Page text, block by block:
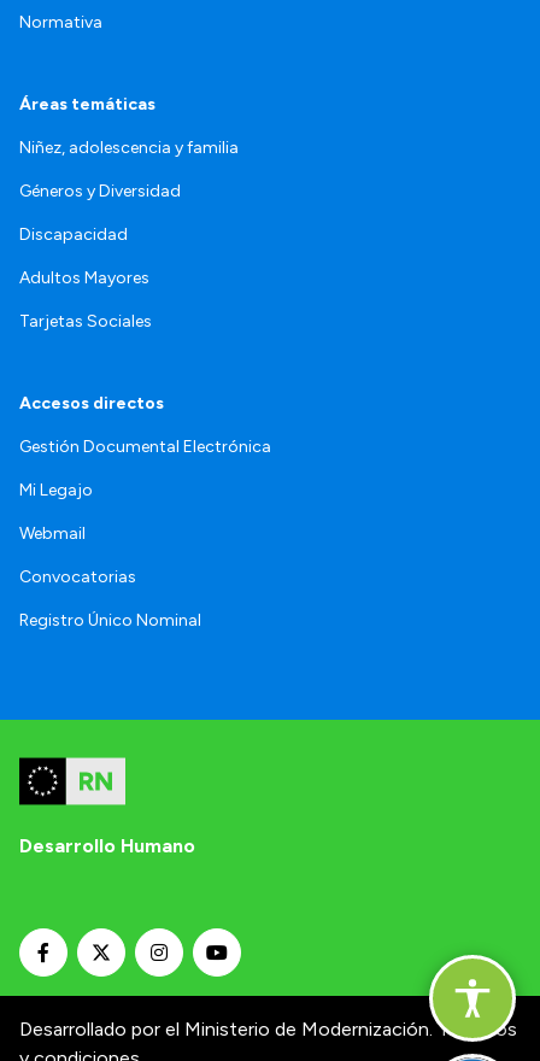
Normativa
Áreas temáticas
Niñez, adolescencia y familia
Géneros y Diversidad
Discapacidad
Adultos Mayores
Tarjetas Sociales
Accesos directos
Gestión Documental Electrónica
Mi Legajo
Webmail
Convocatorias
Registro Único Nominal
Desarrollo Humano
Desarrollado por el Ministerio de Modernización. Términos